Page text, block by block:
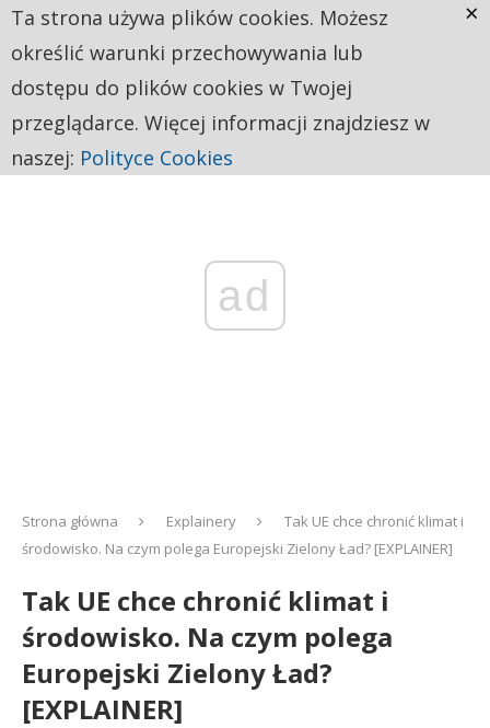
ad
Strona główna Explainery
Tak UE chce chronić klimat i
środowisko. Na czym polega Europejski Zielony Ład? [EXPLAINER]
Tak UE chce chronić klimat i
środowisko. Na czym polega
Europejski Zielony Ład?
[EXPLAINER]
Ta strona używa plików cookies. Możesz
określić warunki przechowywania lub
dostępu do plików cookies w Twojej
przeglądarce. Więcej informacji znajdziesz w
naszej: Polityce Cookies
×